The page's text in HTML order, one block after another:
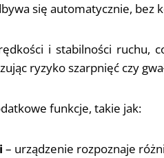
się automatycznie, bez
i stabilności ruchu,
ryzyko szarpnięć czy
funkcje, takie jak:
– urządzenie rozpoznaje